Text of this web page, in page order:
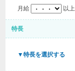
月給 以上
特長
▼特長を選択する